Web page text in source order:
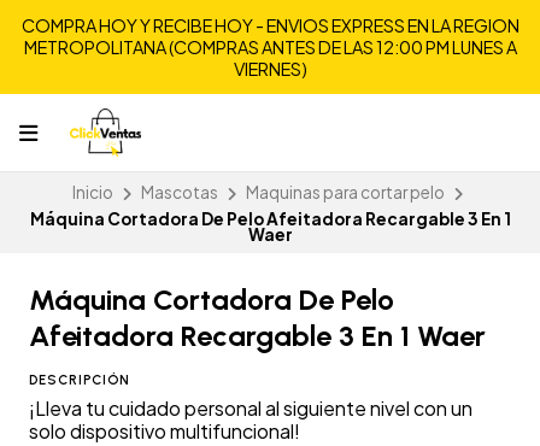
COMPRA HOY Y RECIBE HOY - ENVIOS EXPRESS EN LA REGION
METROPOLITANA (COMPRAS ANTES DE LAS 12:00 PM LUNES A
VIERNES)
Inicio Mascotas
Maquinas para cortar pelo
Máquina Cortadora De Pelo Afeitadora Recargable 3 En 1
Waer
Máquina Cortadora De Pelo
Afeitadora Recargable 3 En 1 Waer
DESCRIPCIÓN
¡Lleva tu cuidado personal al siguiente nivel con un
solo dispositivo multifuncional!